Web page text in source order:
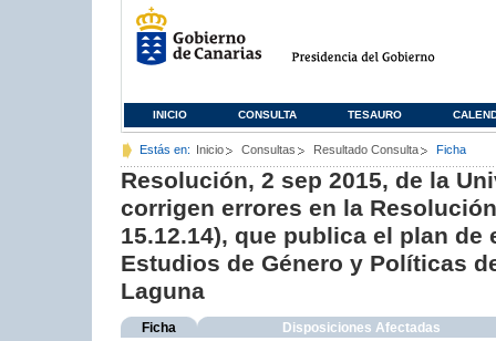
INICIO CONSULTA TESAURO
Estás en: Inicio Consultas Resultado Consulta Ficha
Resolución, 2 sep 2015, de la
corrigen errores en la
15.12.14), que publica el plan
Estudios de Género y Políticas
Laguna
Ficha Disposiciones Afectadas